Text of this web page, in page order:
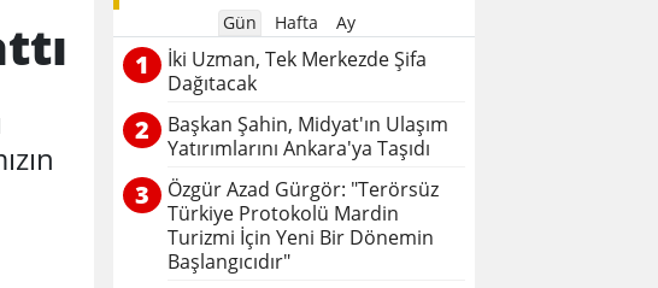
Gün Hafta Ay
1
İki Uzman, Tek Merkezde Şifa
Dağıtacak
2
Başkan Şahin, Midyat'ın Ulaşım
Yatırımlarını Ankara'ya Taşıdı
3
Özgür Azad Gürgör: "Terörsüz
Türkiye Protokolü Mardin
Turizmi İçin Yeni Bir Dönemin
Başlangıcıdır"